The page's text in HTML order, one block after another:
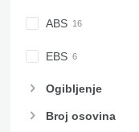
ABS
EBS
Ogibljenje
Broj osovina